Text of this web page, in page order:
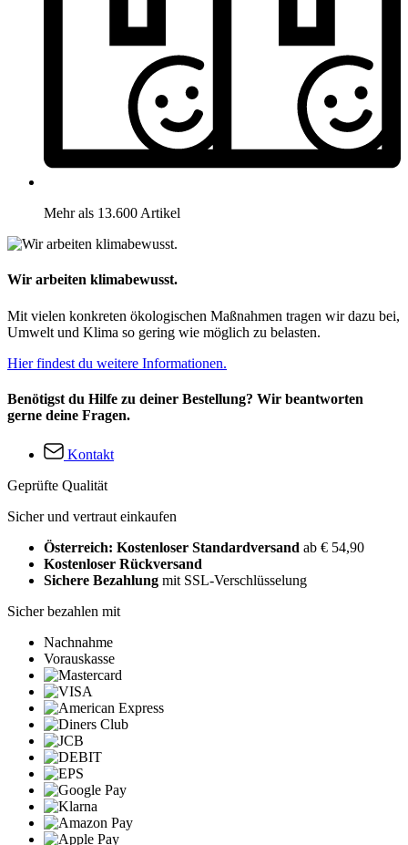
Mehr als 13.600 Artikel
Wir arbeiten klimabewusst.
Mit vielen konkreten ökologischen Maßnahmen tragen wir dazu bei,
Umwelt und Klima so gering wie möglich zu belasten.
Hier findest du weitere Informationen.
Benötigst du Hilfe zu deiner Bestellung? Wir beantworten
gerne deine Fragen.
Kontakt
Geprüfte Qualität
Sicher und vertraut einkaufen
Österreich: Kostenloser Standardversand ab € 54,90
Kostenloser Rückversand
Sichere Bezahlung mit SSL-Verschlüsselung
Sicher bezahlen mit
Nachnahme
Vorauskasse